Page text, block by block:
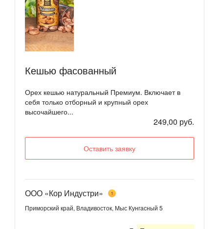
Кешью фасованный
Орех кешью натуральный Премиум. Включает в
себя только отборный и крупный орех
высочайшего...
249,00 руб.
Оставить заявку
ООО «Кор Индустри» 1
Приморский край, Владивосток, Мыс Кунгасный 5